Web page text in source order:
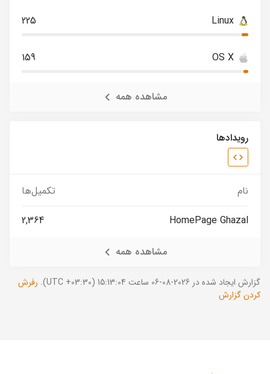
Linux
225
OS X
159
مشاهده همه
رویدادها
نام
تکمیل‌ها
HomePage Ghazal
2,364
مشاهده همه
گزارش ایجاد شده در 2026-08-06 ساعت 15:13:04 (UTC +03:30).
رفرش
کردن گزارش